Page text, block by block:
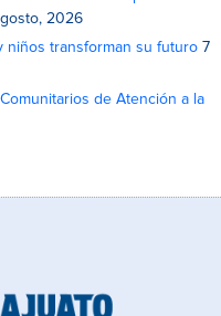
2026
niños transforman su futuro 7
de Atención a la